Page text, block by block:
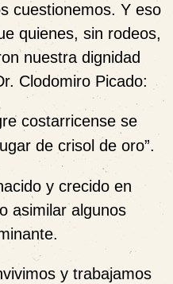
cuestionemos. Y eso
quienes, sin rodeos,
nuestra dignidad
Clodomiro Picado:
costarricense se
de crisol de oro”.
y crecido en
asimilar algunos
y trabajamos